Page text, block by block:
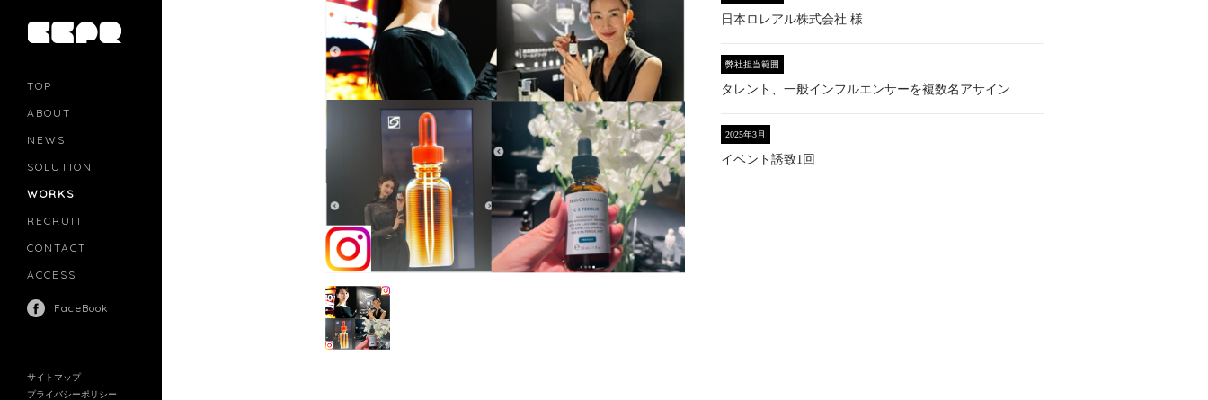
TOP
ABOUT
NEWS
SOLUTION
WORKS
RECRUIT
CONTACT
ACCESS
FaceBook
サイトマップ
プライバシーポリシー
MOVIE MARKETING
INFLUENCERS MARKETING
日本ロレアル株式会社 様
弊社担当範囲
タレント、一般インフルエンサーを複数名アサイン
2025年3月
イベント誘致1回